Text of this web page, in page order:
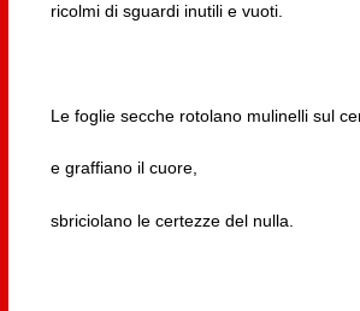
ricolmi di sguardi inutili e vuoti.
Le foglie secche rotolano mulinelli sul
e graffiano il cuore,
sbriciolano le certezze del nulla.